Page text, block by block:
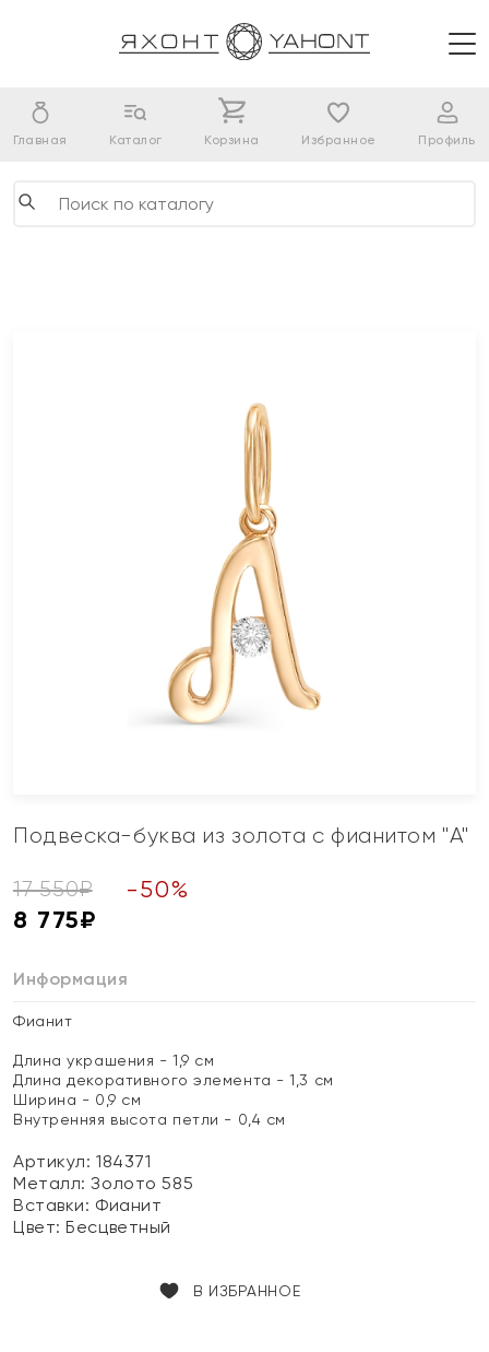
Главная Каталог Корзина Избранное Профиль
Подвеска-буква из золота с фианитом "А"
17 550₽ -50%
8 775₽
Информация
Фианит
Длина украшения - 1,9 см
Длина декоративного элемента - 1,3 см
Ширина - 0,9 см
Внутренняя высота петли - 0,4 см
Артикул: 184371
Металл:Золото 585
Вставки: Фианит
Цвет:Бесцветный
В ИЗБРАННОЕ